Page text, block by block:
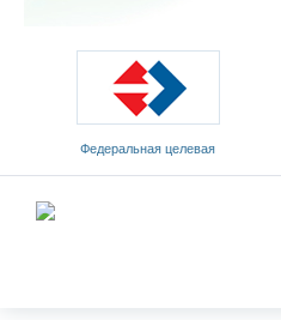
Федеральная целевая
программа развития